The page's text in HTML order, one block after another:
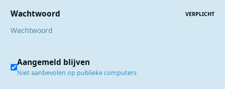
Wachtwoord VERPLICHT
Aangemeld blijven
Niet aanbevolen op publieke computers